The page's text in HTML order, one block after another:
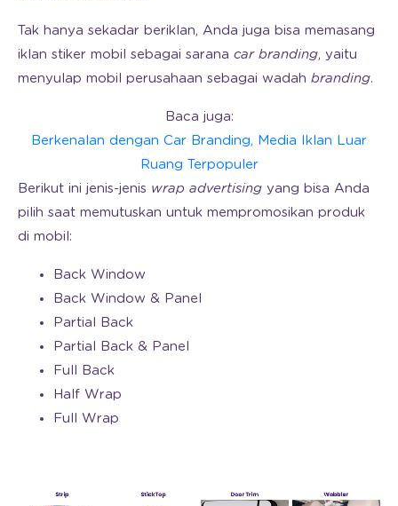
Tak hanya sekadar beriklan, Anda juga bisa memasang
iklan stiker mobil sebagai sarana car branding, yaitu
menyulap mobil perusahaan sebagai wadah branding.
Baca juga:
Berkenalan dengan Car Branding, Media Iklan Luar
Ruang Terpopuler
Berikut ini jenis-jenis wrap advertising yang bisa Anda
pilih saat memutuskan untuk mempromosikan produk
di mobil:
Back Window
Back Window & Panel
Partial Back
Partial Back & Panel
Full Back
Half Wrap
Full Wrap